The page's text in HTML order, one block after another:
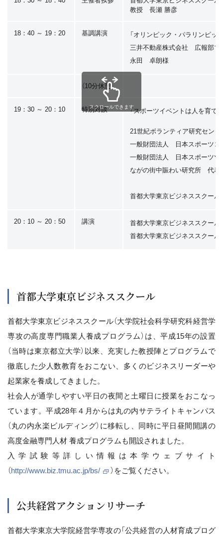
教授 長瀬 勝彦
18：40 ～ 19：20 基調講演
「オリンピック・パラリンピッ
三井不動産株式会社 広報部
永田 卓朗様
（10分休憩）
19：30 ～ 20：10 特別対談 「スポーツイベントは人を育て
21世紀ボランティア研究センタ
一般財団法人 日本スポーツコ
一般財団法人 日本スポーツ
ながの街中賑わい研究所 代
首都大学東京ビジネススク
20：10 ～ 20：50 講演
首都大学東京ビジネススクー
首都大学東京ビジネススク
スクロールできます
首都大学東京ビジネススクール
首都大学東京ビジネススクール（大学院社会科学研究科経営学
専攻の高度専門職業人養成プログラム）は、平成15年の設置
（当時は東京都立大学）以来、充実した教授陣とプログラムで
徹底した少人数教育をおこない、多くのビジネスリーダーや
起業家を養成してきました。
社会人が通学しやすい平日の夜間と土曜日に授業をおこなっ
ています。平成28年４月からは丸の内サテライトキャンパス
（丸の内永楽ビルディング）に移転し、同時に平日昼間開講の
高度金融専門人材 養成プログラムも開設されました。
入学試験等詳しい情報は本学ウェブサイト
（http://www.biz.tmu.ac.jp/bs/ ）をご覧ください。
公共経営アクションリサーチ
首都大学東京大学院経営学専攻の「公共経営の人材育成プログ